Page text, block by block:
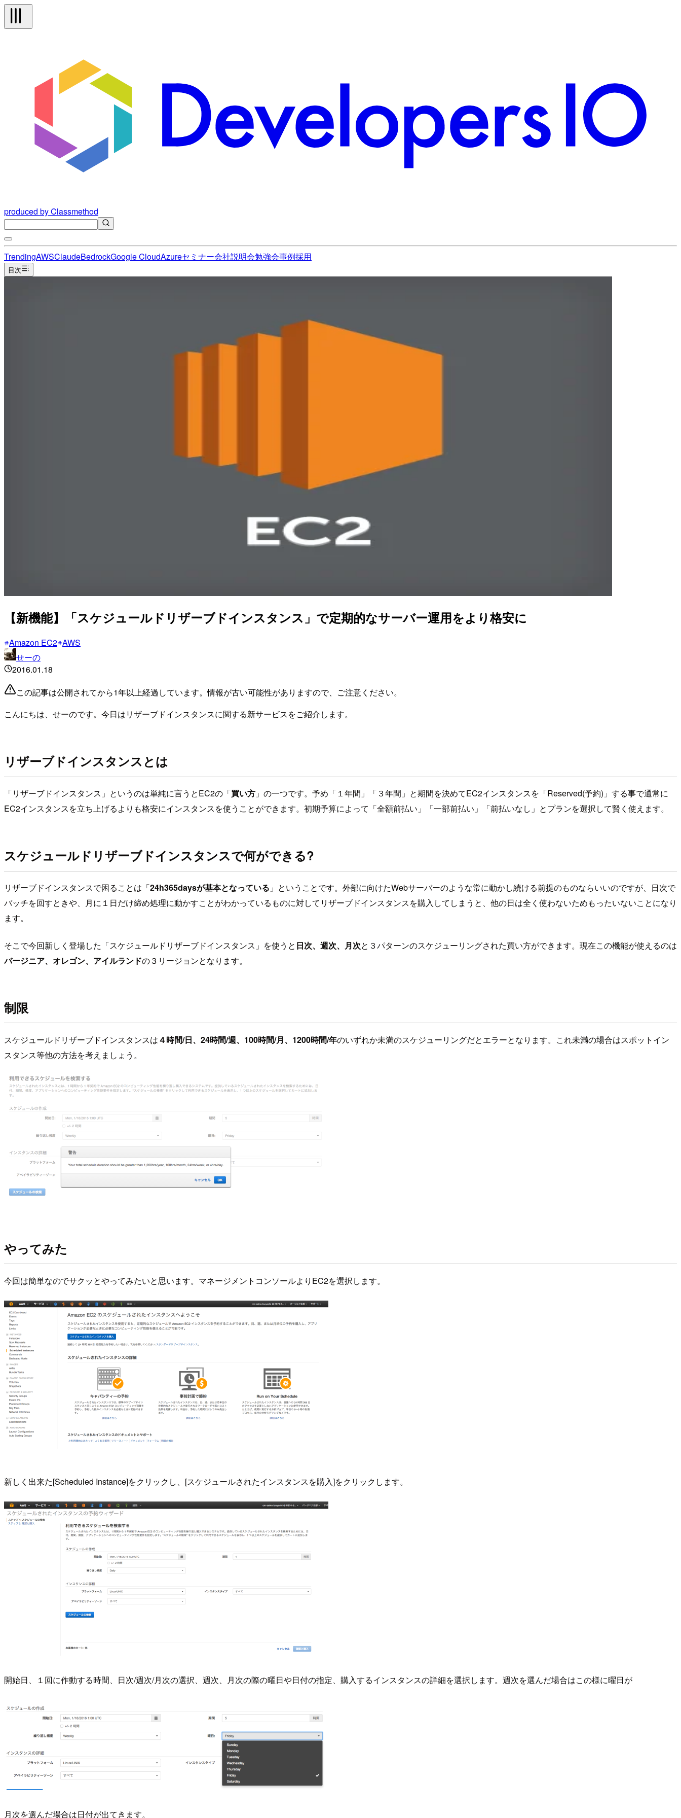
produced by Classmethod
TrendingAWSClaudeBedrockGoogle CloudAzureセミナー会社説明会勉強会事例採用
目次
【新機能】「スケジュールドリザーブドインスタンス」で定期的なサーバー運用をより格安に
Amazon EC2 AWS
せーの
2016.01.18
この記事は公開されてから1年以上経過しています。情報が古い可能性がありますので、ご注意ください。
こんにちは、せーのです。今日はリザーブドインスタンスに関する新サービスをご紹介します。
リザーブドインスタンスとは
「リザーブドインスタンス」というのは単純に言うとEC2の「買い方 」の一つです。予め「１年間」「３年間」と期間を決めてEC2インスタンスを「Reserved(予約)」する事で通常に
EC2インスタンスを立ち上げるよりも格安にインスタンスを使うことができます。初期予算によって「全額前払い」「一部前払い」「前払いなし」とプランを選択して賢く使えます。
スケジュールドリザーブドインスタンスで何ができる?
リザーブドインスタンスで困ることは「24h365daysが基本となっている 」ということです。外部に向けたWebサーバーのような常に動かし続ける前提のものならいいのですが、日次で
バッチを回すときや、月に１日だけ締め処理に動かすことがわかっているものに対してリザーブドインスタンスを購入してしまうと、他の日は全く使わないためもったいないことになり
ます。
そこで今回新しく登場した「スケジュールドリザーブドインスタンス」を使うと 日次、週次、月次と３パターンのスケジューリングされた買い方ができます。現在この機能が使えるのは
バージニア、オレゴン、アイルランドの３リージョンとなります。
制限
スケジュールドリザーブドインスタンスは４時間/日、24時間/週、100時間/月、1200時間/年のいずれか未満のスケジューリングだとエラーとなります。これ未満の場合はスポットイン
スタンス等他の方法を考えましょう。
やってみた
今回は簡単なのでサクッとやってみたいと思います。マネージメントコンソールよりEC2を選択します。
新しく出来た[Scheduled Instance]をクリックし、[スケジュールされたインスタンスを購入]をクリックします。
開始日、１回に作動する時間、日次/週次/月次の選択、週次、月次の際の曜日や日付の指定、購入するインスタンスの詳細を選択します。週次を選んだ場合はこの様に曜日が
月次を選んだ場合は日付が出てきます。